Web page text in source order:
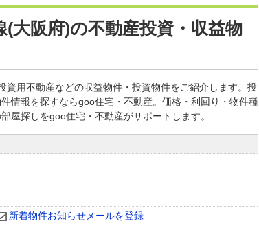
大阪府)の不動産投資・収益物
用不動産などの収益物件・投資物件をご紹介します。投
情報を探すならgoo住宅・不動産。価格・利回り・物件種
屋探しをgoo住宅・不動産がサポートします。
新着物件お知らせメールを登録